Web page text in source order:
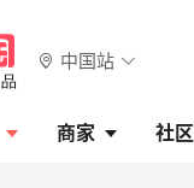
中国站
商家 社区